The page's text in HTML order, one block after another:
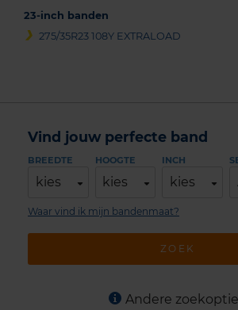
23-inch banden
275/35R23 108Y EXTRALOAD
Vind jouw perfecte band
BREEDTE
kies
HOOGTE
kies
INCH
kies
ZOEK
Waar vind ik mijn bandenmaat?
Andere